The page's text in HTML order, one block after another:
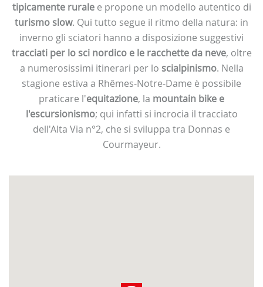
tipicamente ruralee propone un modello autentico di
turismo slow. Qui tutto segue il ritmo della natura: in
inverno gli sciatori hanno a disposizione suggestivi
tracciati per lo sci nordico e le racchette da neve, oltre
a numerosissimi itinerari per lo scialpinismo. Nella
stagione estiva a Rhêmes-Notre-Dame è possibile
praticare l'equitazione, la mountain bike e
l'escursionismo; qui infatti si incrocia il tracciato
dell'Alta Via n°2, che si sviluppa tra Donnas e
Courmayeur.